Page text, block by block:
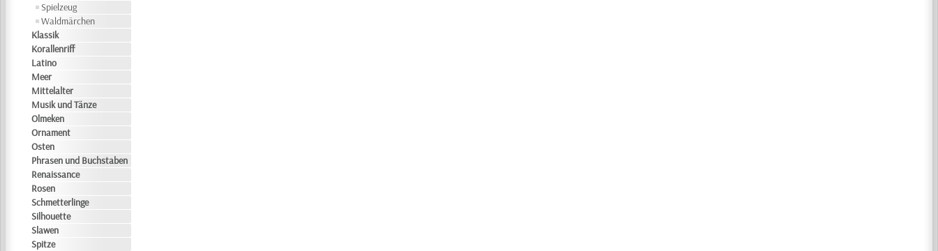
Spielzeug
Waldmärchen
Klassik
Korallenriff
Latino
Meer
Mittelalter
Musik und Tänze
Olmeken
Ornament
Osten
Phrasen und Buchstaben
Renaissance
Rosen
Schmetterlinge
Silhouette
Slawen
Spitze